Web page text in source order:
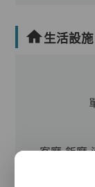
生活設施
客廳,飯廳,